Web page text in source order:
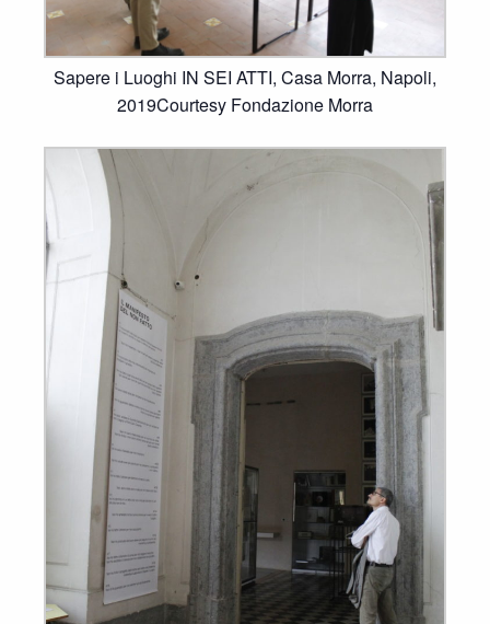
Sapere i Luoghi IN SEI ATTI, Casa Morra, Napoli,
2019Courtesy Fondazione Morra